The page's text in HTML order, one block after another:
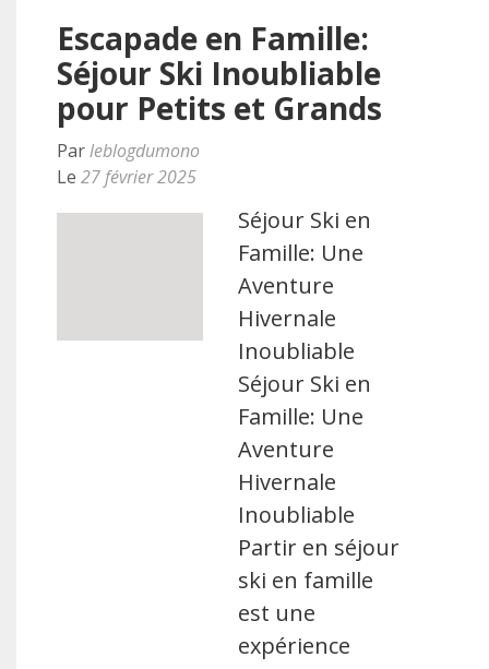
Escapade en Famille:
Séjour Ski Inoubliable
pour Petits et Grands
Parleblogdumono
Le 27 février 2025
Séjour Ski en
Famille: Une
Aventure
Hivernale
Inoubliable
Séjour Ski en
Famille: Une
Aventure
Hivernale
Inoubliable
Partir en séjour
ski en famille
est une
expérience